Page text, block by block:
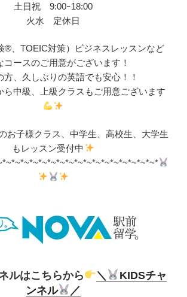
土日祝 9:00ｰ18:00
火水 定休日
®、TOEIC対策）ビジネスレッスンなど
コースのご用意がございます！
方、久しぶりの英語でも安心！！
ら中級、上級クラスもご用意ございます
お子様クラス、中学生、高校生、大学生
もレッスン受付中
ルはこちらから ＼
KIDSチャ
ンネル
／